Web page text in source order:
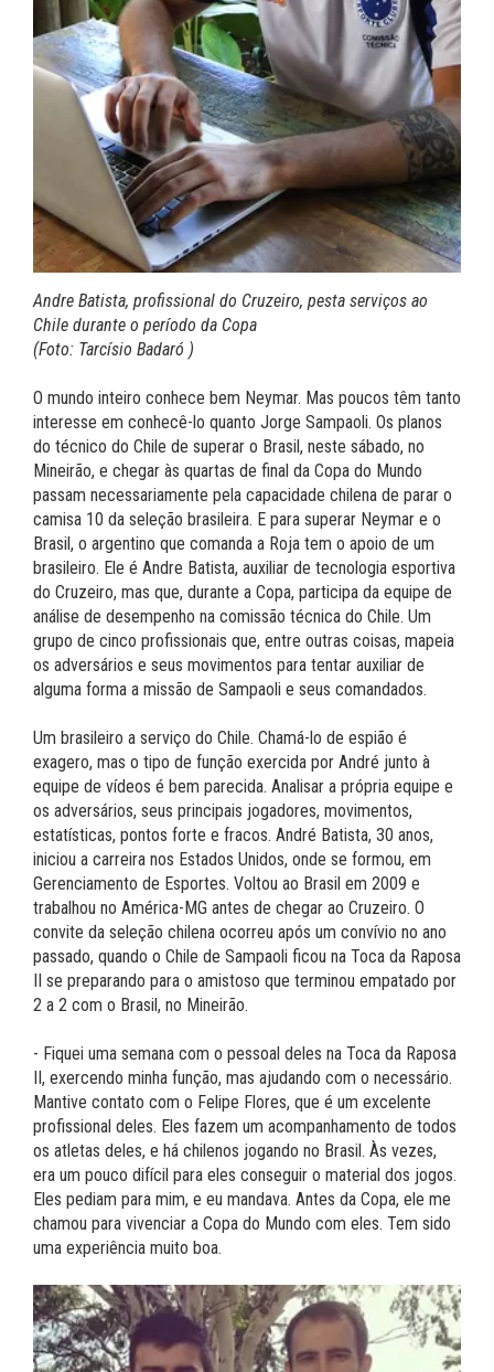
Andre Batista, profissional do Cruzeiro, pesta serviços ao
Chile durante o período da Copa
(Foto: Tarcísio Badaró )
O mundo inteiro conhece bem Neymar. Mas poucos têm tanto
interesse em conhecê-lo quanto Jorge Sampaoli. Os planos
do técnico do Chile de superar o Brasil, neste sábado, no
Mineirão, e chegar às quartas de final da Copa do Mundo
passam necessariamente pela capacidade chilena de parar o
camisa 10 da seleção brasileira. E para superar Neymar e o
Brasil, o argentino que comanda a Roja tem o apoio de um
brasileiro. Ele é Andre Batista, auxiliar de tecnologia esportiva
do Cruzeiro, mas que, durante a Copa, participa da equipe de
análise de desempenho na comissão técnica do Chile. Um
grupo de cinco profissionais que, entre outras coisas, mapeia
os adversários e seus movimentos para tentar auxiliar de
alguma forma a missão de Sampaoli e seus comandados.
Um brasileiro a serviço do Chile. Chamá-lo de espião é
exagero, mas o tipo de função exercida por André junto à
equipe de vídeos é bem parecida. Analisar a própria equipe e
os adversários, seus principais jogadores, movimentos,
estatísticas, pontos forte e fracos. André Batista, 30 anos,
iniciou a carreira nos Estados Unidos, onde se formou, em
Gerenciamento de Esportes. Voltou ao Brasil em 2009 e
trabalhou no América-MG antes de chegar ao Cruzeiro. O
convite da seleção chilena ocorreu após um convívio no ano
passado, quando o Chile de Sampaoli ficou na Toca da Raposa
II se preparando para o amistoso que terminou empatado por
2 a 2 com o Brasil, no Mineirão.
- Fiquei uma semana com o pessoal deles na Toca da Raposa
II, exercendo minha função, mas ajudando com o necessário.
Mantive contato com o Felipe Flores, que é um excelente
profissional deles. Eles fazem um acompanhamento de todos
os atletas deles, e há chilenos jogando no Brasil. Às vezes,
era um pouco difícil para eles conseguir o material dos jogos.
Eles pediam para mim, e eu mandava. Antes da Copa, ele me
chamou para vivenciar a Copa do Mundo com eles. Tem sido
uma experiência muito boa.